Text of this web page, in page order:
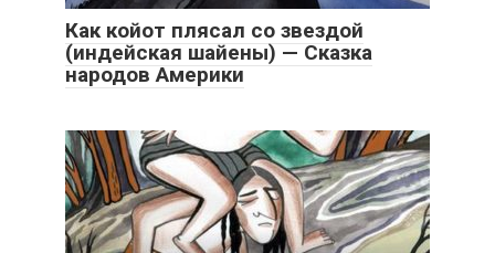
Как койот плясал со звездой
(индейская шайены) — Сказка
народов Америки